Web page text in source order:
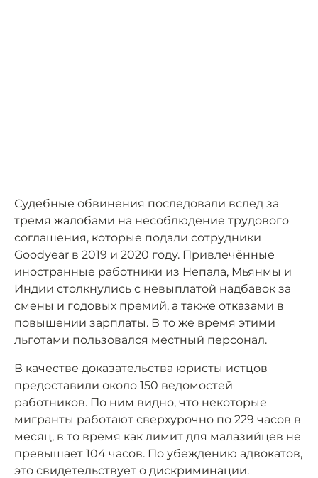
Судебные обвинения последовали вслед за
тремя жалобами на несоблюдение трудового
соглашения, которые подали сотрудники
Goodyear в 2019 и 2020 году. Привлечённые
иностранные работники из Непала, Мьянмы и
Индии столкнулись с невыплатой надбавок за
смены и годовых премий, а также отказами в
повышении зарплаты. В то же время этими
льготами пользовался местный персонал.
В качестве доказательства юристы истцов
предоставили около 150 ведомостей
работников. По ним видно, что некоторые
мигранты работают сверхурочно по 229 часов в
месяц, в то время как лимит для малазийцев не
превышает 104 часов. По убеждению адвокатов,
это свидетельствует о дискриминации.